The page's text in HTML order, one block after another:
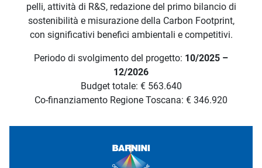
pelli, attività di R&S, redazione del primo bilancio di
sostenibilità e misurazione della Carbon Footprint,
con significativi benefici ambientali e competitivi.
Periodo di svolgimento del progetto: 10/2025 –
12/2026
Budget totale: € 563.640
Co-finanziamento Regione Toscana: € 346.920